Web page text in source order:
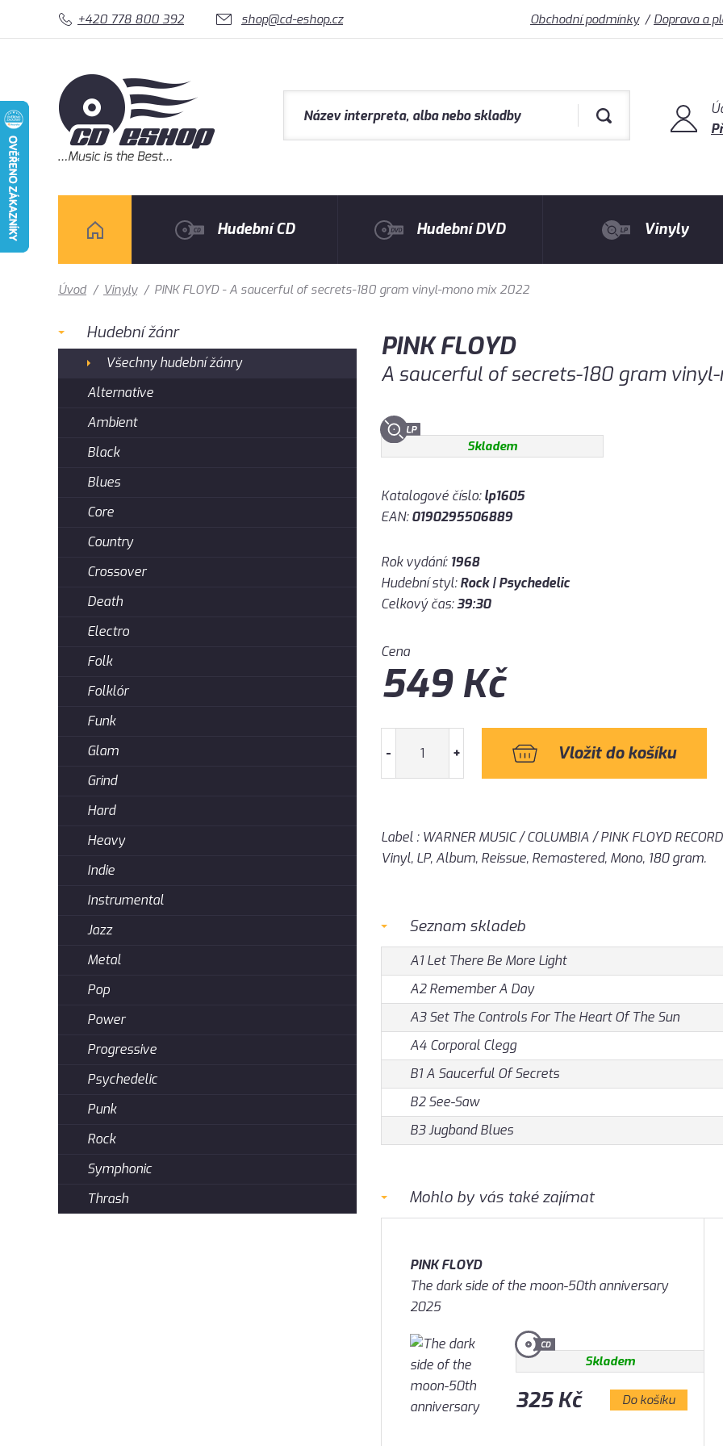
+420 778 800 392 shop@cd-eshop.cz Obchodní podmínky Doprava a
Hudební CD Hudební DVD Vinyly
Úvod / Vinyly / PINK FLOYD - A saucerful of secrets-180 gram vinyl-mono mix 2022
PINK FLOYD
A saucerful of secrets-180 gram
Skladem
Katalogové číslo:lp1605
EAN:0190295506889
Rok vydání: 1968
Hudební styl:Rock | Psychedelic
Celkový čas:39:30
Cena
549Kč
- +
Label : WARNER MUSIC / COLUMBIA / PINK FLOYD
Vinyl, LP, Album, Reissue, Remastered, Mono, 180 gram.
Seznam skladeb
A1 Let There Be More Light
A2 Remember A Day
A3 Set The Controls For The Heart Of The Sun
A4 Corporal Clegg
B1 A Saucerful Of Secrets
B2 See-Saw
B3 Jugband Blues
Mohlo by vás také zajímat
PINK FLOYD
The dark side of the moon-50th anniversary
2025
Skladem
325 Kč Do košíku
Hudební žánr
Všechny hudební žánry
Alternative
Ambient
Black
Blues
Core
Country
Crossover
Death
Electro
Folk
Folklór
Funk
Glam
Grind
Hard
Heavy
Indie
Instrumental
Jazz
Metal
Pop
Power
Progressive
Psychedelic
Punk
Rock
Symphonic
Thrash